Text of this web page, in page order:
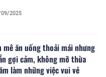
2025
mê ăn uống thoải mái nhưng
gợi cảm, không mỡ thừa
làm những việc vui vẻ